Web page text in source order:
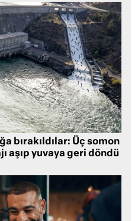
bırakıldılar: Üç somon
aşıp yuvaya geri döndü